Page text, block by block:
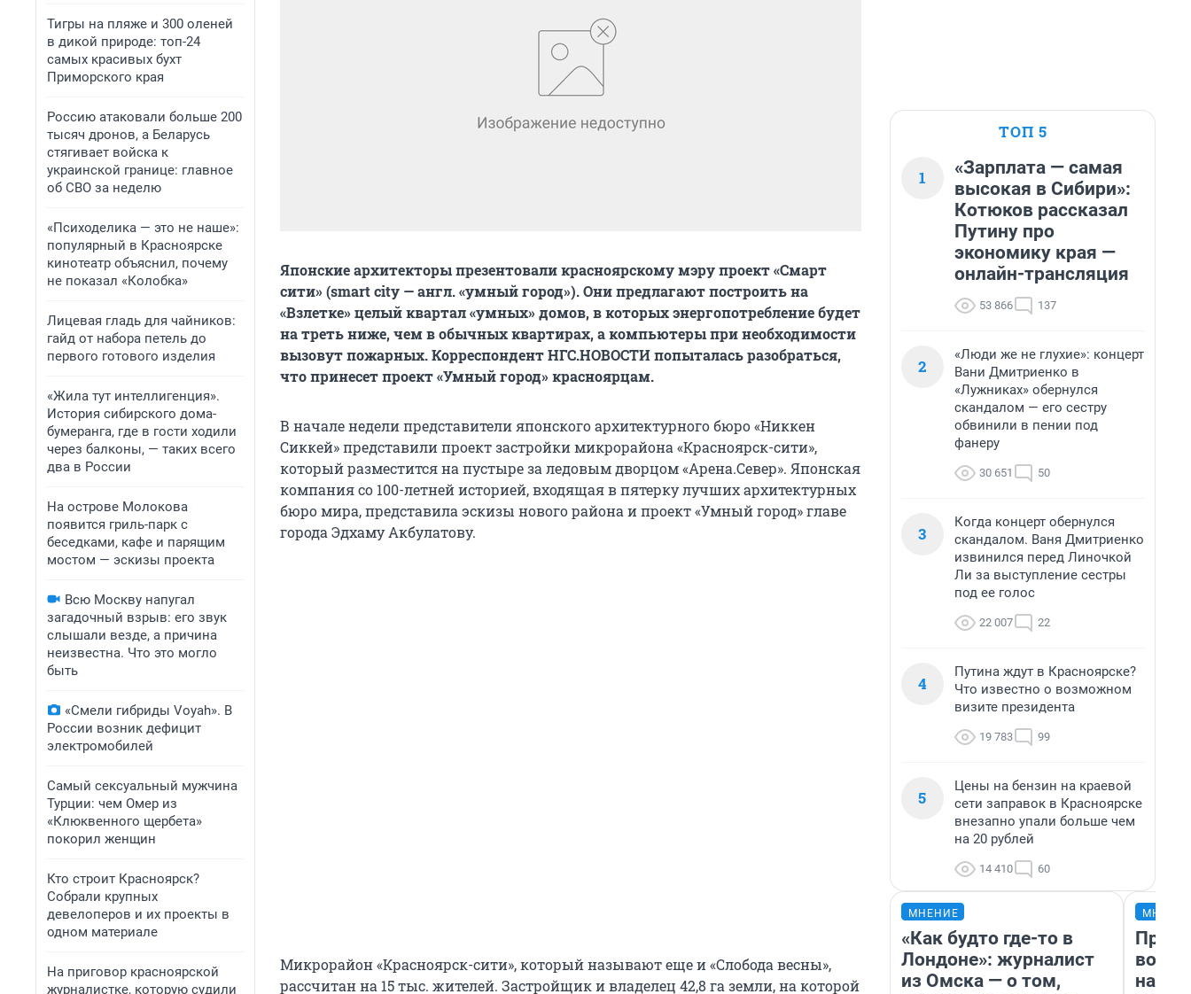
Тигры на пляже и 300 оленей
в дикой природе: топ-24
самых красивых бухт
Приморского края
Россию атаковали больше 200
тысяч дронов, а Беларусь
стягивает войска к
украинской границе: главное
об СВО за неделю
«Психоделика — это не наше»:
популярный в Красноярске
кинотеатр объяснил, почему
не показал «Колобка»
Лицевая гладь для чайников:
гайд от набора петель до
первого готового изделия
«Жила тут интеллигенция».
История сибирского дома-
бумеранга, где в гости ходили
через балконы, — таких всего
два в России
На острове Молокова
появится гриль-парк с
беседками, кафе и парящим
мостом — эскизы проекта
Всю Москву напугал
загадочный взрыв: его звук
слышали везде, а причина
неизвестна. Что это могло
быть
«Смели гибриды Voyah». В
России возник дефицит
электромобилей
Самый сексуальный мужчина
Турции: чем Омер из
«Клюквенного щербета»
покорил женщин
Кто строит Красноярск?
Собрали крупных
девелоперов и их проекты в
одном материале
На приговор красноярской
журналистке, которую судили
Японские архитекторы презентовали красноярскому мэру проект «Смарт
сити» (smart city — англ. «умный город»). Они предлагают построить на
«Взлетке» целый квартал «умных» домов, в которых энергопотребление будет
на треть ниже, чем в обычных квартирах, а компьютеры при необходимости
вызовут пожарных. Корреспондент НГС.НОВОСТИ попыталась разобраться,
что принесет проект «Умный город» красноярцам.
В начале недели представители японского архитектурного бюро «Никкен
Сиккей» представили проект застройки микрорайона «Красноярск-сити»,
который разместится на пустыре за ледовым дворцом «Арена.Север». Японская
компания со 100-летней историей, входящая в пятерку лучших архитектурных
бюро мира, представила эскизы нового района и проект «Умный город» главе
города Эдхаму Акбулатову.
Микрорайон «Красноярск-сити», который называют еще и «Слобода весны»,
рассчитан на 15 тыс. жителей. Застройщик и владелец 42,8 га земли, на которой
ТОП 5
1
«Зарплата — самая
высокая в Сибири»:
Котюков рассказал
Путину про
экономику края —
онлайн-трансляция
53 866 137
2
«Люди же не глухие»: концерт
Вани Дмитриенко в
«Лужниках» обернулся
скандалом — его сестру
обвинили в пении под
фанеру
30 651 50
3
Когда концерт обернулся
скандалом. Ваня Дмитриенко
извинился перед Линочкой
Ли за выступление сестры
под ее голос
22 007 22
4
Путина ждут в Красноярске?
Что известно о возможном
визите президента
19 783 99
5
Цены на бензин на краевой
сети заправок в Красноярске
внезапно упали больше чем
на 20 рублей
14 410 60
МНЕНИЕ
«Как будто где-то в
Лондоне»: журналист
из Омска — о том,
нам